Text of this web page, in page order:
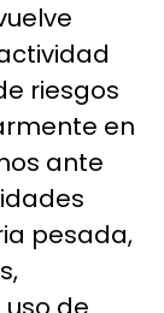
riesgos
en
ante
pesada,